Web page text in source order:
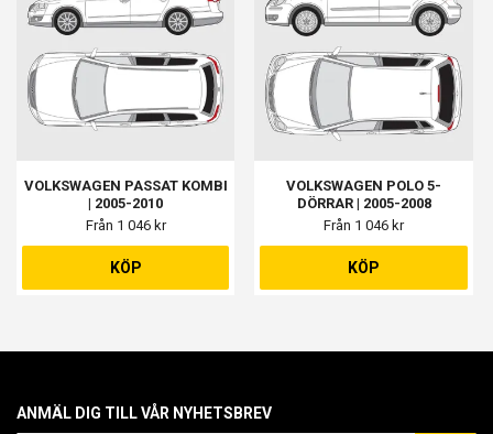
VOLKSWAGEN PASSAT KOMBI
| 2005-2010
Från 1 046 kr
KÖP
VOLKSWAGEN POLO 5-
DÖRRAR | 2005-2008
Från 1 046 kr
KÖP
ANMÄL DIG TILL VÅR NYHETSBREV